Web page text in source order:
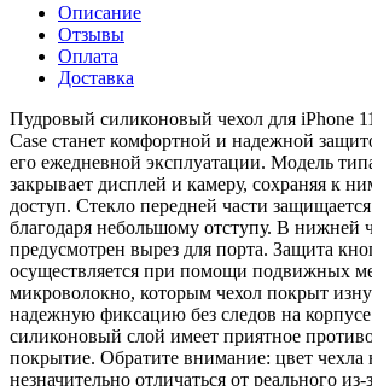
Описание
Отзывы
Оплата
Доставка
Пудровый силиконовый чехол для iPhone
Case станет комфортной и надежной
его ежедневной эксплуатации. Модель
закрывает дисплей и камеру, сохраняя к
доступ. Стекло передней части
благодаря небольшому отступу. В нижней
предусмотрен вырез для порта. Защита
осуществляется при помощи подвижных
микроволокно, которым чехол покрыт
надежную фиксацию без следов на
силиконовый слой имеет приятное
покрытие. Обратите внимание: цвет чехла
незначительно отличаться от реального из-